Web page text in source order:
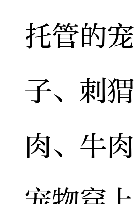
托管的
子、刺
肉、牛